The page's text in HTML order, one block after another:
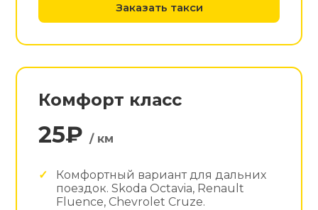
Заказать такси
Комфорт класс
25₽/ км
Комфортный вариант для дальних
поездок. Skoda Octavia, Renault
Fluence, Chevrolet Cruze.